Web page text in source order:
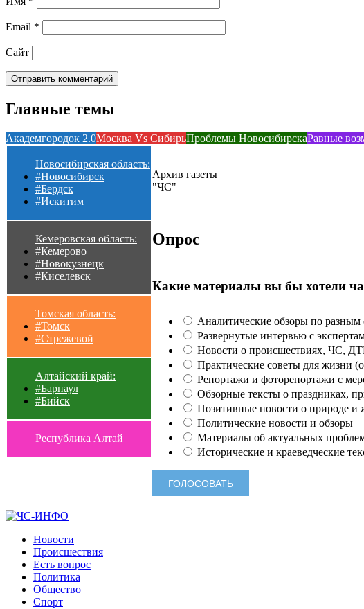
Email *
Сайт
Главные темы
Академгородок 2.0Москва Vs СибирьПроблемы НовосибирскаРавные
Новосибирская область:
#Новосибирск
#Бердск
#Искитим
Кемеровская область:
#Кемерово
#Новокузнецк
#Киселевск
Томская область:
#Томск
#Стрежевой
Алтайский край:
#Барнаул
#Бийск
Республика Алтай
Архив газеты
"ЧС"
Опрос
Какие материалы вы бы хотели
Аналитические обзоры по
Развернутые интервью с
Новости о происшествиях, ЧС,
Практические советы для жизни
Репортажи и фоторепортажи с
Обзорные тексты о праздниках,
Позитивные новости о природе и
Политические новости и обзоры
Материалы об актуальных
Исторические и краеведческие
Новости
Происшествия
Есть вопрос
Политика
Общество
Спорт